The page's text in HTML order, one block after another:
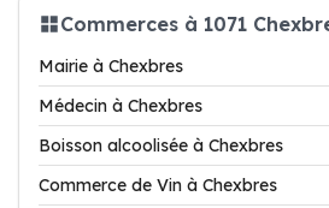
Commerces à 1071
Mairie à Chexbres
Médecin à Chexbres
Boisson alcoolisée à Chexbres
Commerce de Vin à Chexbres